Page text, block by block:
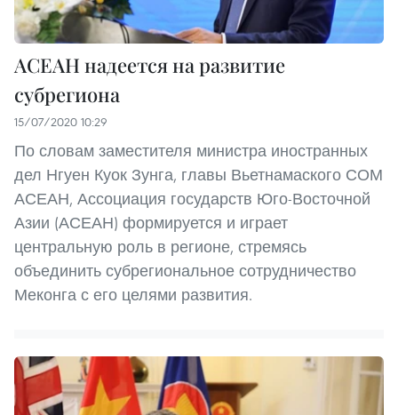
АСЕАН надеется на развитие
субрегиона
15/07/2020 10:29
По словам заместителя министра иностранных
дел Нгуен Куок Зунга, главы Вьетнамаского СОМ
АСЕАН, Ассоциация государств Юго-Восточной
Азии (АСЕАН) формируется и играет
центральную роль в регионе, стремясь
объединить субрегиональное сотрудничество
Меконга с его целями развития.